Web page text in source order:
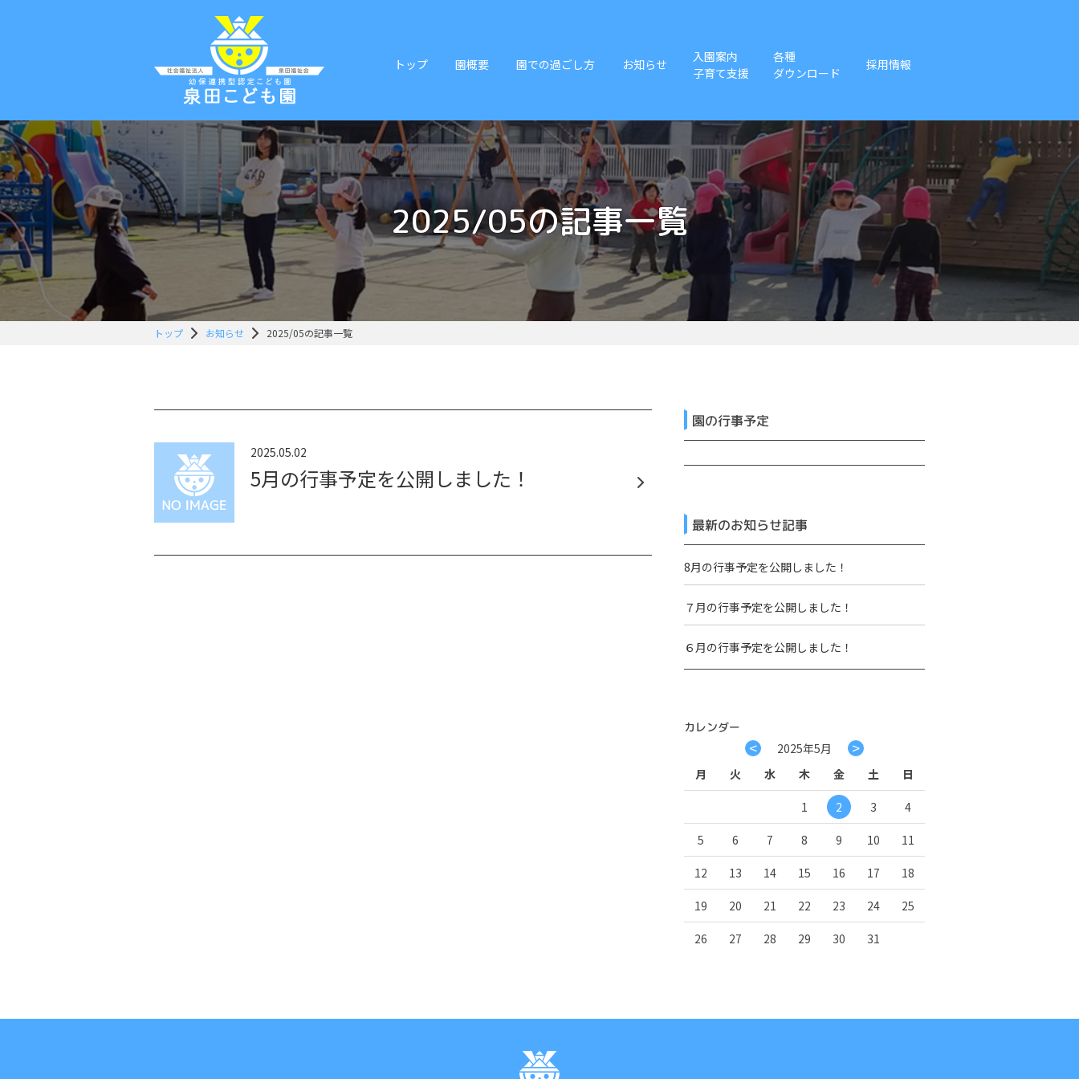
トップ 園概要 園での過ごし方 お知らせ
入園案内
子育て支援
各種
ダウンロード
採用情報
2025/05の記事一覧
トップ お知らせ 2025/05の記事一覧
2025.05.02
5月の行事予定を公開しました！
園の行事予定
最新のお知らせ記事
8月の行事予定を公開しました！
７月の行事予定を公開しました！
６月の行事予定を公開しました！
カレンダー
< 2025年5月 >
月 火 水 木 金 土 日
1 2 3 4
5 6 7 8 9 10 11
12 13 14 15 16 17 18
19 20 21 22 23 24 25
26 27 28 29 30 31